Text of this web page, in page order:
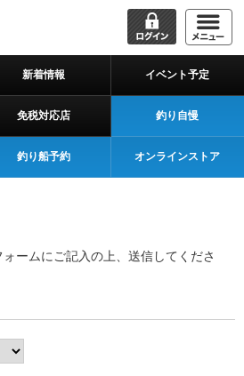
新着情報 イベント予定
免税対応店 釣り自慢
釣り船予約 オンラインストア
ームにご記入の上、送信してくださ